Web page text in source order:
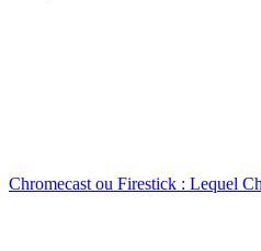
Chromecast ou Firestick : Lequel